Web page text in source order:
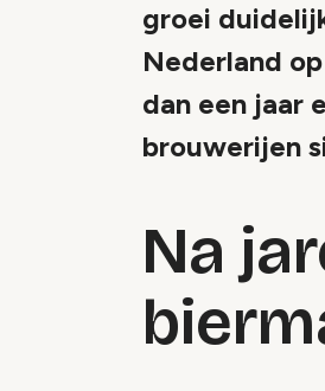
groei
Nederland
dan een jaar
brouwerijen
Na